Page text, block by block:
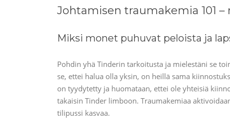
Johtamisen traumakemia 101 –
Miksi monet puhuvat peloista ja
Pohdin yhä Tinderin tarkoitusta ja mielestäni se
se, ettei halua olla yksin, on heillä sama
on tyydytetty ja huomataan, ettei ole yhteisiä
takaisin Tinder limboon. Traumakemiaa
tilipussi kasvaa.